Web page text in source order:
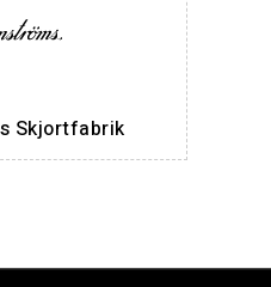
Skjortfabrik